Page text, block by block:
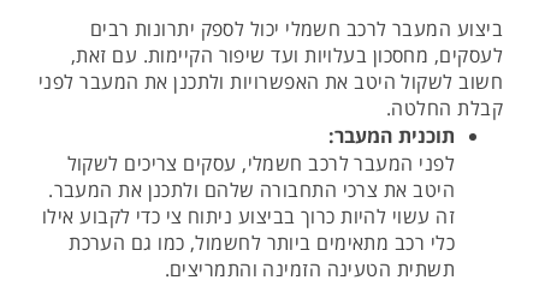
ביצוע המעבר לרכב חשמלי יכול לספק יתרונות רבים
לעסקים, מחסכון בעלויות ועד שיפור הקיימות. עם זאת,
חשוב לשקול היטב את האפשרויות ולתכנן את המעבר לפני
קבלת החלטה.
תוכנית המעבר:
לפני המעבר לרכב חשמלי, עסקים צריכים לשקול
היטב את צרכי התחבורה שלהם ולתכנן את המעבר.
זה עשוי להיות כרוך בביצוע ניתוח צי כדי לקבוע אילו
כלי רכב מתאימים ביותר לחשמול, כמו גם הערכת
תשתית הטעינה הזמינה והתמריצים.